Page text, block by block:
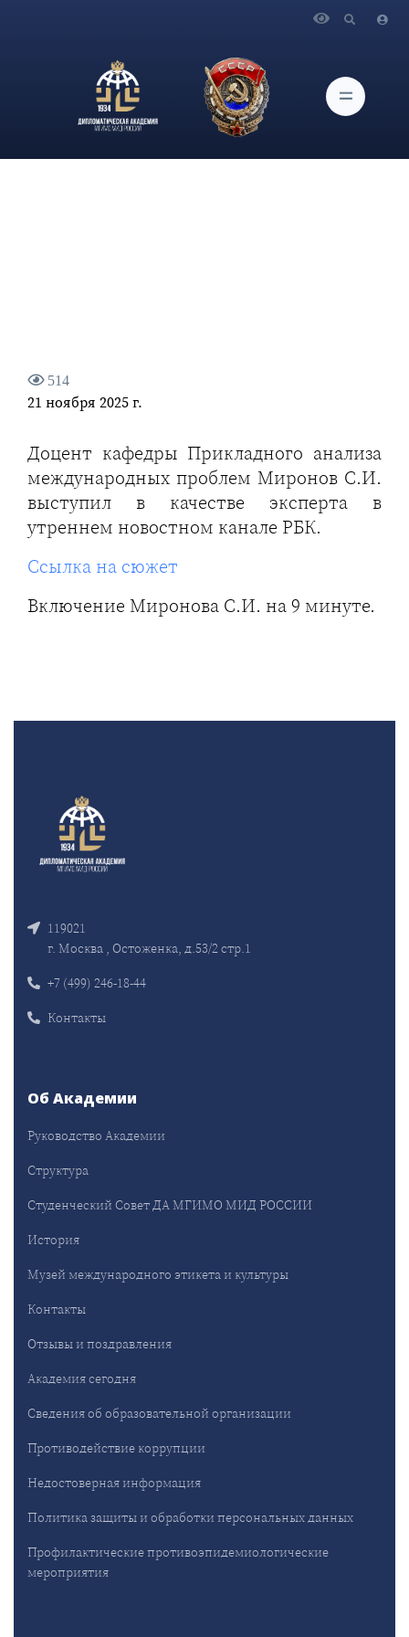
проблем Миронов С.И. выступил в качестве эксперта в
утреннем новостном канале РБК.
514
21 ноября 2025 г.
Доцент кафедры Прикладного анализа
международных проблем Миронов С.И.
выступил в качестве эксперта в
утреннем новостном канале РБК.
Ссылка на сюжет
Включение Миронова С.И. на 9 минуте.
119021
г. Москва , Остоженка, д.53/2 стр.1
+7 (499) 246-18-44
Контакты
Об Академии
Руководство Академии
Структура
Студенческий Совет ДА МГИМО МИД РОССИИ
История
Музей международного этикета и культуры
Контакты
Отзывы и поздравления
Академия сегодня
Сведения об образовательной организации
Противодействие коррупции
Недостоверная информация
Политика защиты и обработки персональных данных
Профилактические противоэпидемиологические
мероприятия